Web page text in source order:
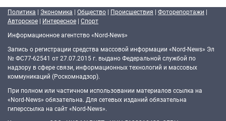
Политика | Экономика | Общество | Происшествия | Фоторепортажи |
Авторское | Интересное | Спорт
Информационное агентство «Nord-News»
Запись о регистрации средства массовой информации «Nord-News» Эл
№ ФС77-62541 от 27.07.2015 г. выдано Федеральной службой по
надзору в сфере связи, информационных технологий и массовых
коммуникаций (Роскомнадзор).
При полном или частичном использовании материалов ссылка на
«Nord-News» обязательна. Для сетевых изданий обязательна
гиперссылка на сайт «Nord-News».